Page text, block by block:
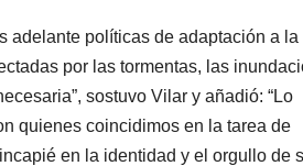
adelante políticas de adaptación a la
por las tormentas, las
sostuvo Vilar y añadió: “Lo
quienes coincidimos en la tarea de
en la identidad y el orgullo de